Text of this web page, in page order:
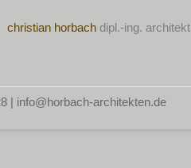
christian horbach dipl.-ing. architekt
| info@horbach-architekten.de